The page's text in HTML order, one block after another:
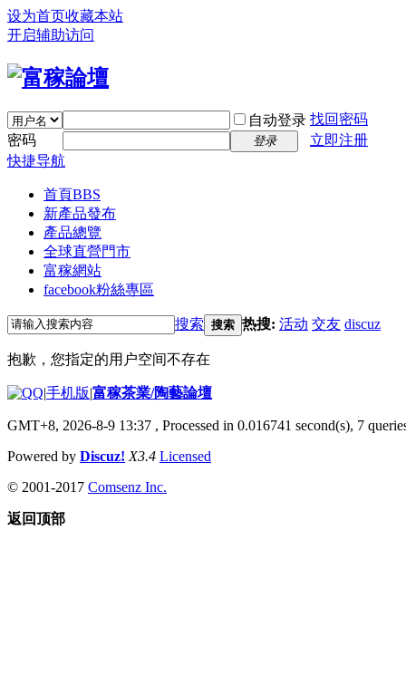
设为首页收藏本站
开启辅助访问
自动登录 找回密码
密码
登录
立即注册
快捷导航
首頁BBS
新產品發布
產品總覽
全球直營門市
富稼網站
facebook粉絲專區
搜索 搜索 热搜: 活动 交友 discuz
抱歉，您指定的用户空间不存在
|手机版|富稼茶業/陶藝論壇
GMT+8, 2026-8-9 13:37 , Processed in 0.016741 second(s), 7
Powered by Discuz! X3.4 Licensed
© 2001-2017 Comsenz Inc.
返回顶部